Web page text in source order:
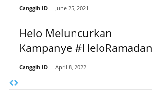
Canggih ID - June 25, 2021
Helo Meluncurkan
Kampanye #HeloRamadan
Canggih ID - April 8, 2022